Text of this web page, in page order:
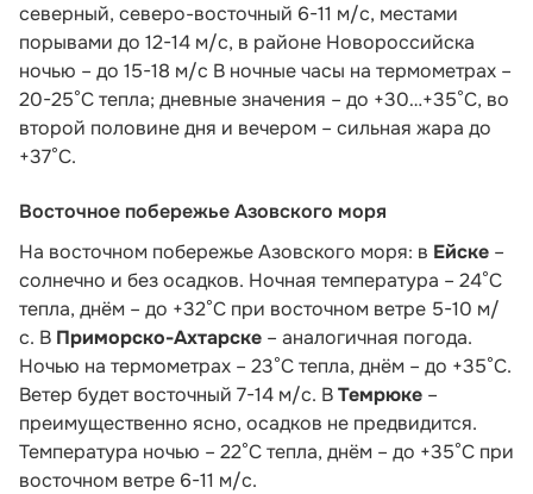
северный, северо-восточный 6-11 м/с, местами
порывами до 12-14 м/с, в районе Новороссийска
ночью – до 15-18 м/с В ночные часы на термометрах –
20-25°С тепла; дневные значения – до +30…+35°С, во
второй половине дня и вечером – сильная жара до
+37°С.
Восточное побережье Азовского моря
На восточном побережье Азовского моря: в Ейске –
солнечно и без осадков. Ночная температура – 24°С
тепла, днём – до +32°С при восточном ветре 5-10 м/
с. В Приморско-Ахтарске – аналогичная погода.
Ночью на термометрах – 23°С тепла, днём – до +35°С.
Ветер будет восточный 7-14 м/с. ВТемрюке –
преимущественно ясно, осадков не предвидится.
Температура ночью – 22°С тепла, днём – до +35°С при
восточном ветре 6-11 м/с.